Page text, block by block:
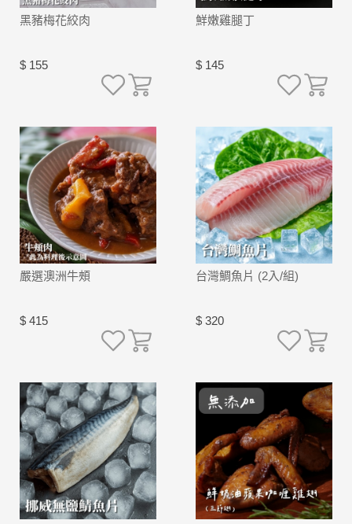
黑豬梅花絞肉
$ 155
鮮嫩雞腿丁
$ 145
嚴選澳洲牛頰
$ 415
台灣鯛魚片 (2入/組)
$ 320